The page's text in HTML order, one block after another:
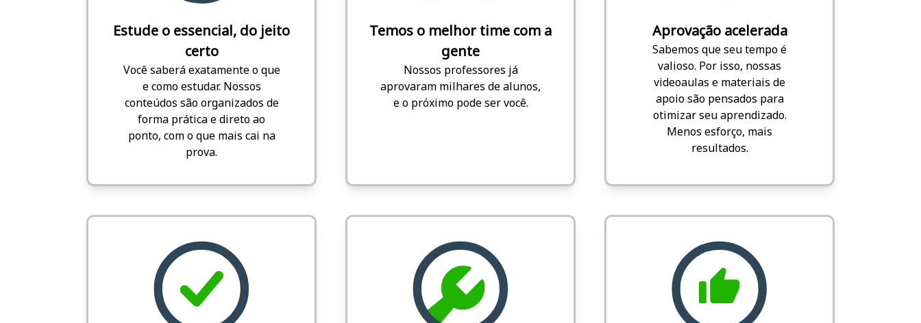
Estude o essencial, do jeito
certo
Você saberá exatamente o que
e como estudar. Nossos
conteúdos são organizados de
forma prática e direto ao
ponto, com o que mais cai na
prova.
Temos o melhor time com a
gente
Nossos professores já
aprovaram milhares de alunos,
e o próximo pode ser você.
Aprovação acelerada
Sabemos que seu tempo é
valioso. Por isso, nossas
videoaulas e materiais de
apoio são pensados para
otimizar seu aprendizado.
Menos esforço, mais
resultados.